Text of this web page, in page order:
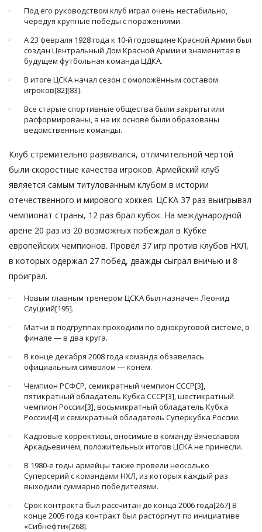
Под его руководством клуб играл очень нестабильно,
чередуя крупные победы с поражениями.
А 23 февраля 1928 года к 10-й годовщине Красной Армии был
создан Центральный Дом Красной Армии и знаменитая в
будущем футбольная команда ЦДКА.
В итоге ЦСКА начал сезон с омоложённым составом
игроков[82][83].
Все старые спортивные общества были закрыты или
расформированы, а на их основе были образованы
ведомственные команды.
Клуб стремительно развивался, отличительной чертой
были скоростные качества игроков. Армейский клуб
является самым титулованным клубом в истории
отечественного и мирового хоккея. ЦСКА 37 раз выигрывал
чемпионат страны, 12 раз брал кубок. На международной
арене 20 раз из 20 возможных побеждал в Кубке
европейских чемпионов. Провёл 37 игр против клубов НХЛ,
в которых одержал 27 побед, дважды сыграл вничью и 8
проиграл.
Новым главным тренером ЦСКА был назначен Леонид
Слуцкий[195].
Матчи в подгруппах проходили по однокруговой системе, в
финале — в два круга.
В конце декабря 2008 года команда обзавелась
официальным символом — конём.
Чемпион РСФСР, семикратный чемпион СССР[3],
пятикратный обладатель Кубка СССР[3], шестикратный
чемпион России[3], восьмикратный обладатель Кубка
России[4] и семикратный обладатель Суперкубка России.
Кадровые коррективы, вносимые в команду Вячеславом
Аркадьевичем, положительных итогов ЦСКА не принесли.
В 1980-е годы армейцы также провели несколько
Суперсерий с командами НХЛ, из которых каждый раз
выходили суммарно победителями.
Срок контракта был рассчитан до конца 2006 года[267] В
конце 2005 года контракт был расторгнут по инициативе
«Сибнефти»[268].